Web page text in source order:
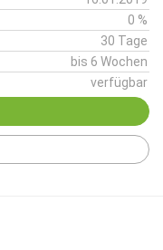
0 %
30 Tage
bis 6 Wochen
verfügbar